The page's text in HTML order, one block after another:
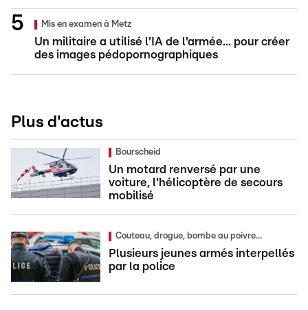
Mis en examen à Metz
Un militaire a utilisé l'IA de l'armée... pour créer
des images pédopornographiques
Plus d'actus
Bourscheid
Un motard renversé par une
voiture, l'hélicoptère de secours
mobilisé
Couteau, drogue, bombe au poivre...
Plusieurs jeunes armés interpellés
par la police